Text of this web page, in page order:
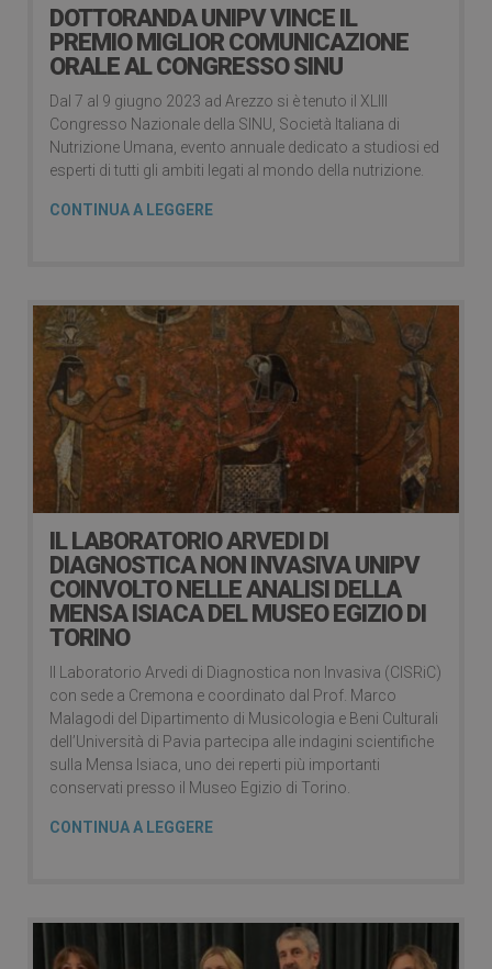
DOTTORANDA UNIPV VINCE IL
PREMIO MIGLIOR COMUNICAZIONE
ORALE AL CONGRESSO SINU
Dal 7 al 9 giugno 2023 ad Arezzo si è tenuto il XLIII
Congresso Nazionale della SINU, Società Italiana di
Nutrizione Umana, evento annuale dedicato a studiosi ed
esperti di tutti gli ambiti legati al mondo della nutrizione.
CONTINUA A LEGGERE
IL LABORATORIO ARVEDI DI
DIAGNOSTICA NON INVASIVA UNIPV
COINVOLTO NELLE ANALISI DELLA
MENSA ISIACA DEL MUSEO EGIZIO DI
TORINO
Il Laboratorio Arvedi di Diagnostica non Invasiva (CISRiC)
con sede a Cremona e coordinato dal Prof. Marco
Malagodi del Dipartimento di Musicologia e Beni Culturali
dell’Università di Pavia partecipa alle indagini scientifiche
sulla Mensa Isiaca, uno dei reperti più importanti
conservati presso il Museo Egizio di Torino.
CONTINUA A LEGGERE